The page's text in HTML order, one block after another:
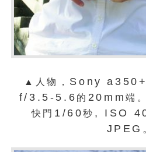
▲人物， Sony
f/3.5-5.6 的 20mm端。
快門 1/60秒 , ISO
JPEG